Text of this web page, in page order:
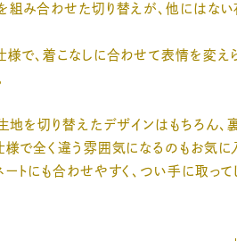
組み合わせた切り替えが、他にはない
様で、着こなしに合わせて表情を変え
生地を切り替えたデザインはもちろん、
様で全く違う雰囲気になるのもお気に
ートにも合わせやすく、つい手に取って